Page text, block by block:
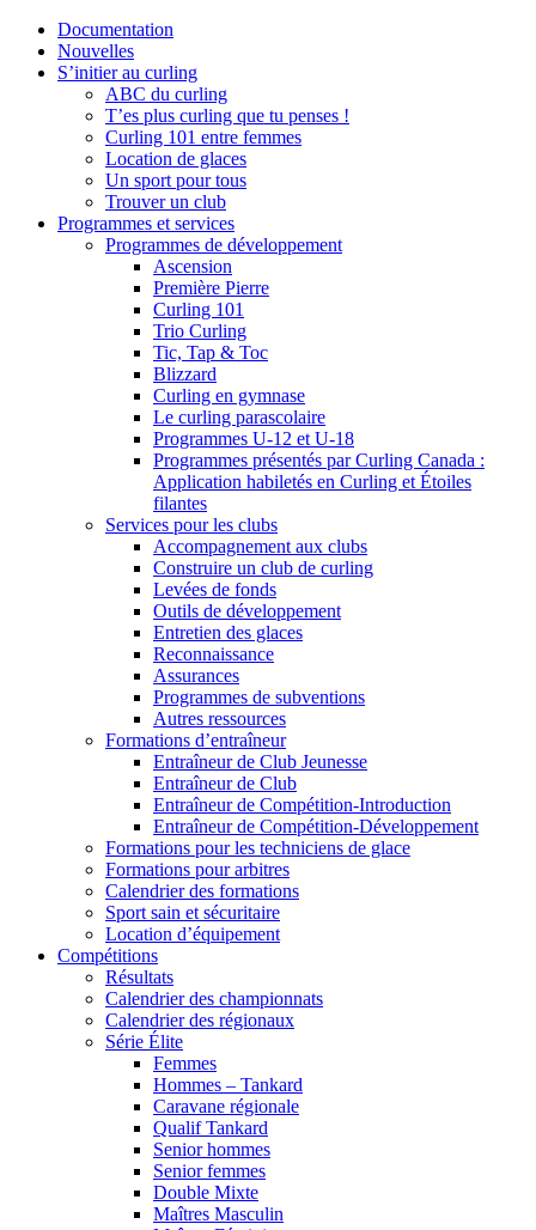
Documentation
Nouvelles
S’initier au curling
ABC du curling
T’es plus curling que tu penses !
Curling 101 entre femmes
Location de glaces
Un sport pour tous
Trouver un club
Programmes et services
Programmes de développement
Ascension
Première Pierre
Curling 101
Trio Curling
Tic, Tap & Toc
Blizzard
Curling en gymnase
Le curling parascolaire
Programmes U-12 et U-18
Programmes présentés par Curling Canada :
Application habiletés en Curling et Étoiles
filantes
Services pour les clubs
Accompagnement aux clubs
Construire un club de curling
Levées de fonds
Outils de développement
Entretien des glaces
Reconnaissance
Assurances
Programmes de subventions
Autres ressources
Formations d’entraîneur
Entraîneur de Club Jeunesse
Entraîneur de Club
Entraîneur de Compétition-Introduction
Entraîneur de Compétition-Développement
Formations pour les techniciens de glace
Formations pour arbitres
Calendrier des formations
Sport sain et sécuritaire
Location d’équipement
Compétitions
Résultats
Calendrier des championnats
Calendrier des régionaux
Série Élite
Femmes
Hommes – Tankard
Caravane régionale
Qualif Tankard
Senior hommes
Senior femmes
Double Mixte
Maîtres Masculin